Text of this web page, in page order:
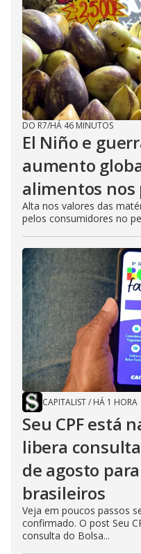
DO R7/HÁ 46 MINUTOS
El Niño e
aumento
alimentos nos
Alta nos valores das
pelos consumidores no
CAPITALIST/ HÁ 1 HORA
Seu CPF está
libera
de agosto
brasileiros
Veja em poucos passos
confirmado. O post Seu
consulta do Bolsa...